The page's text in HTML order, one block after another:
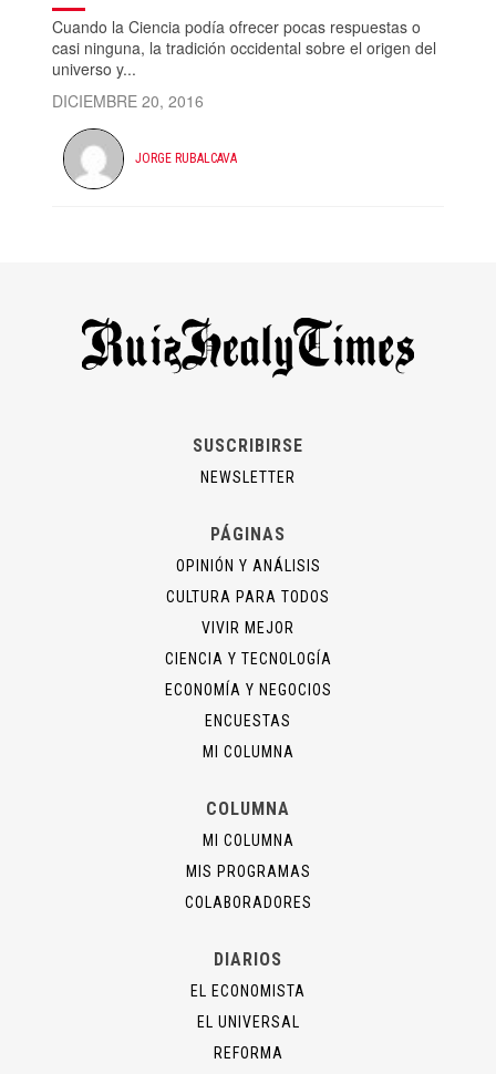
Cuando la Ciencia podía ofrecer pocas respuestas o
casi ninguna, la tradición occidental sobre el origen del
universo y...
DICIEMBRE 20, 2016
JORGE RUBALCAVA
SUSCRIBIRSE
NEWSLETTER
PÁGINAS
OPINIÓN Y ANÁLISIS
CULTURA PARA TODOS
VIVIR MEJOR
CIENCIA Y TECNOLOGÍA
ECONOMÍA Y NEGOCIOS
ENCUESTAS
MI COLUMNA
COLUMNA
MI COLUMNA
MIS PROGRAMAS
COLABORADORES
DIARIOS
EL ECONOMISTA
EL UNIVERSAL
REFORMA